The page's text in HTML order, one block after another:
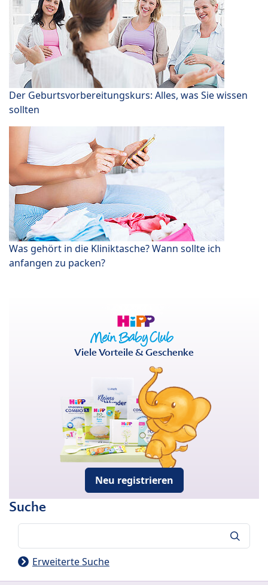
Der Geburtsvorbereitungskurs: Alles, was Sie wissen
sollten
Was gehört in die Kliniktasche? Wann sollte ich
anfangen zu packen?
Viele Vorteile & Geschenke
Neu registrieren
Suche
Erweiterte Suche